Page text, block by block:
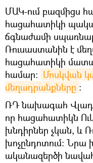
ՄԱԿ-ում բազմիցս
հացահատիկի
ճգնաժամի
Ռուսաստանին է
հացահատիկի
համար։ Մոսկվան
մեղադրանքները ։
ՌԴ նախագահ
որ հացահատիկն
խնդիրներ չկան, և
խոչընդոտում։ Նրա
ականազերծի